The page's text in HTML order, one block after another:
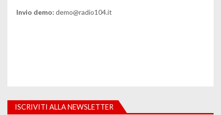
Invio demo: demo@radio104.it
ISCRIVITI ALLA NEWSLETTER